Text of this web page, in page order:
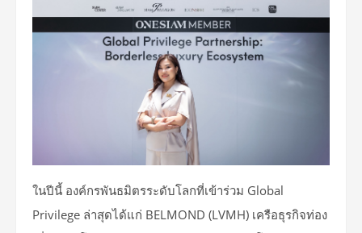
ในปีนี้ องค์กรพันธมิตรระดับโลกที่เข้าร่วม Global
Privilege ล่าสุดได้แก่ BELMOND (LVMH) เครือธุรกิจท่อง